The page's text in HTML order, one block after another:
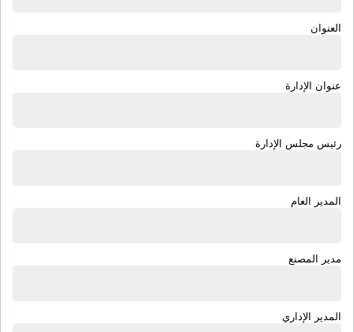
العنوان
عنوان الإدارة
رئيس مجلس الإدارة
المدير العام
مدير المصنع
المدير الإداري